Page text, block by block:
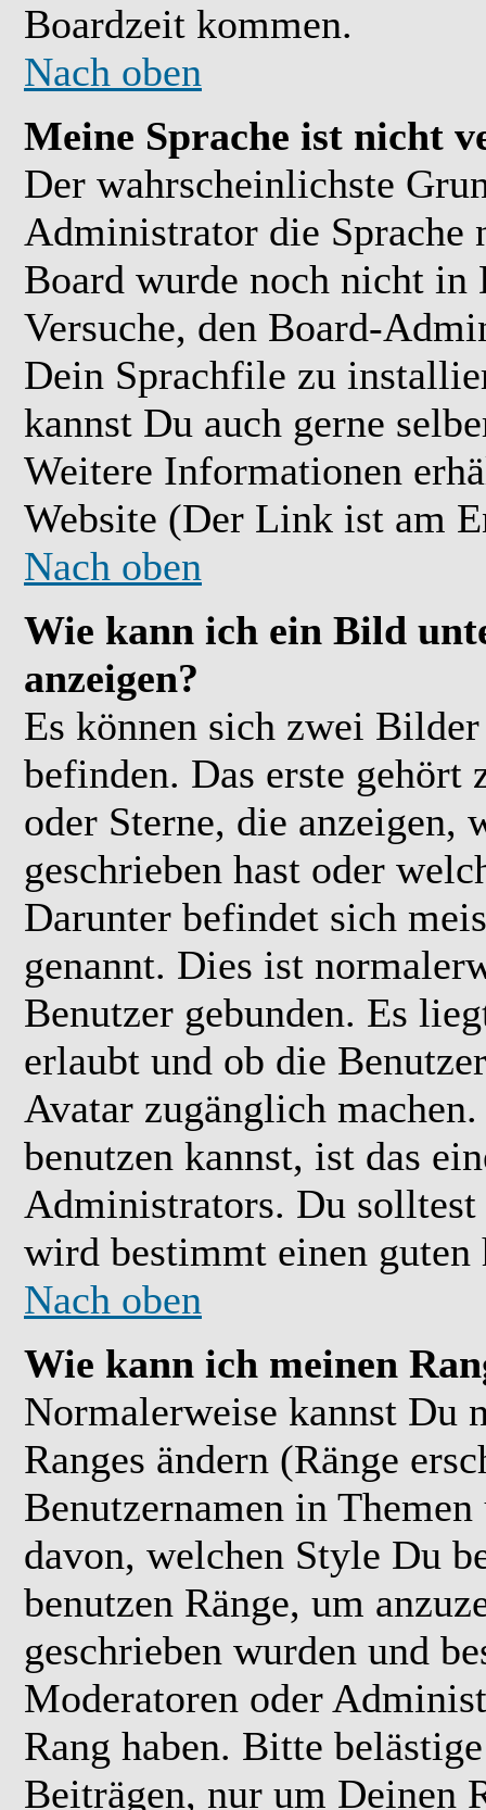
Boardzeit kommen.
Nach oben
Meine Sprache ist nicht
Der wahrscheinlichste
Administrator die Sprache
Board wurde noch nicht in
Versuche, den Board-
Dein Sprachfile zu
kannst Du auch gerne
Weitere Informationen
Website (Der Link ist am
Nach oben
Wie kann ich ein Bild
anzeigen?
Es können sich zwei
befinden. Das erste gehört
oder Sterne, die anzeigen,
geschrieben hast oder
Darunter befindet sich
genannt. Dies ist
Benutzer gebunden. Es
erlaubt und ob die
Avatar zugänglich
benutzen kannst, ist das
Administrators. Du
wird bestimmt einen guten
Nach oben
Wie kann ich meinen
Normalerweise kannst Du
Ranges ändern (Ränge
Benutzernamen in
davon, welchen Style Du
benutzen Ränge, um
geschrieben wurden und
Moderatoren oder
Rang haben. Bitte
Beiträgen, nur um Deinen